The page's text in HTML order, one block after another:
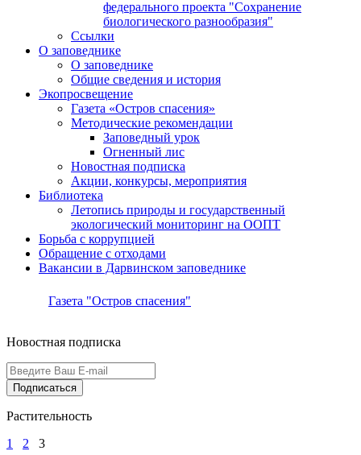
федерального проекта "Сохранение
биологического разнообразия"
Ссылки
О заповеднике
О заповеднике
Общие сведения и история
Экопросвещение
Газета «Остров спасения»
Методические рекомендации
Заповедный урок
Огненный лис
Новостная подписка
Акции, конкурсы, мероприятия
Библиотека
Летопись природы и государственный
экологический мониторинг на ООПТ
Борьба с коррупцией
Обращение с отходами
Вакансии в Дарвинском заповеднике
Газета "Остров спасения"
Новостная подписка
Подписаться
Растительность
1
2 3